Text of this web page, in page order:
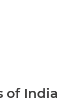
of India